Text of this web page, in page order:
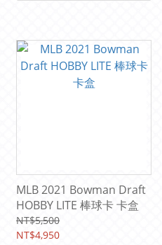
MLB 2021 Bowman Draft
HOBBY LITE 棒球卡 卡盒
NT$5,500
NT$4,950